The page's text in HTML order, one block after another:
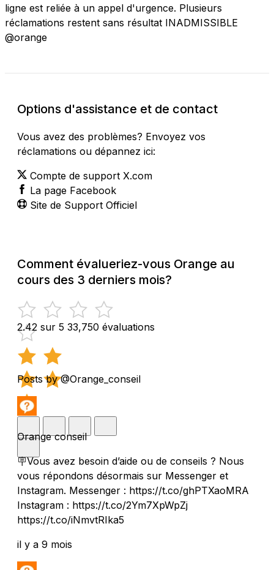
ligne est reliée à un appel d'urgence. Plusieurs
réclamations restent sans résultat INADMISSIBLE
@orange
Options d'assistance et de contact
Vous avez des problèmes? Envoyez vos
réclamations ou dépannez ici:
Compte de support X.com
La page Facebook
Site de Support Officiel
Comment évalueriez-vous Orange au
cours des 3 derniers mois?
2.42 sur 5 33,750 évaluations
Posts by @Orange_conseil
Orange conseil
🪧Vous avez besoin d’aide ou de conseils ? Nous
vous répondons désormais sur Messenger et
Instagram. Messenger : https://t.co/ghPTXaoMRA
Instagram : https://t.co/2Ym7XpWpZj
https://t.co/iNmvtRIka5
il y a 9 mois